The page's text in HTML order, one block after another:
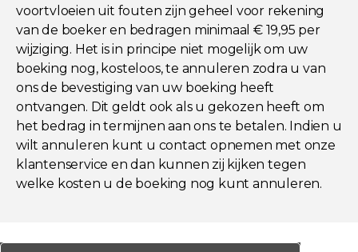
voortvloeien uit fouten zijn geheel voor rekening
van de boeker en bedragen minimaal € 19,95 per
wijziging. Het is in principe niet mogelijk om uw
boeking nog, kosteloos, te annuleren zodra u van
ons de bevestiging van uw boeking heeft
ontvangen. Dit geldt ook als u gekozen heeft om
het bedrag in termijnen aan ons te betalen. Indien u
wilt annuleren kunt u contact opnemen met onze
klantenservice en dan kunnen zij kijken tegen
welke kosten u de boeking nog kunt annuleren.